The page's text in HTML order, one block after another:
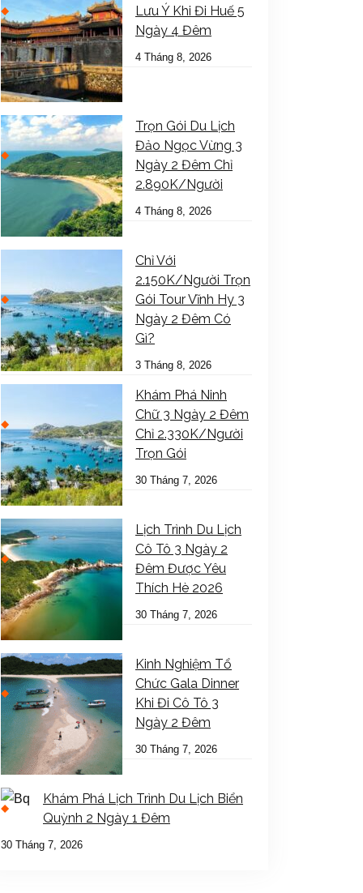
Lưu Ý Khi Đi Huế 5
Ngày 4 Đêm
4 Tháng 8, 2026
Trọn Gói Du Lịch
Đảo Ngọc Vừng 3
Ngày 2 Đêm Chỉ
2.890K/Người
4 Tháng 8, 2026
Chỉ Với
2.150K/Người Trọn
Gói Tour Vĩnh Hy 3
Ngày 2 Đêm Có
Gì?
3 Tháng 8, 2026
Khám Phá Ninh
Chữ 3 Ngày 2 Đêm
Chỉ 2.330K/Người
Trọn Gói
30 Tháng 7, 2026
Lịch Trình Du Lịch
Cô Tô 3 Ngày 2
Đêm Được Yêu
Thích Hè 2026
30 Tháng 7, 2026
Kinh Nghiệm Tổ
Chức Gala Dinner
Khi Đi Cô Tô 3
Ngày 2 Đêm
30 Tháng 7, 2026
Khám Phá Lịch Trình Du Lịch Biển
Quỳnh 2 Ngày 1 Đêm
30 Tháng 7, 2026